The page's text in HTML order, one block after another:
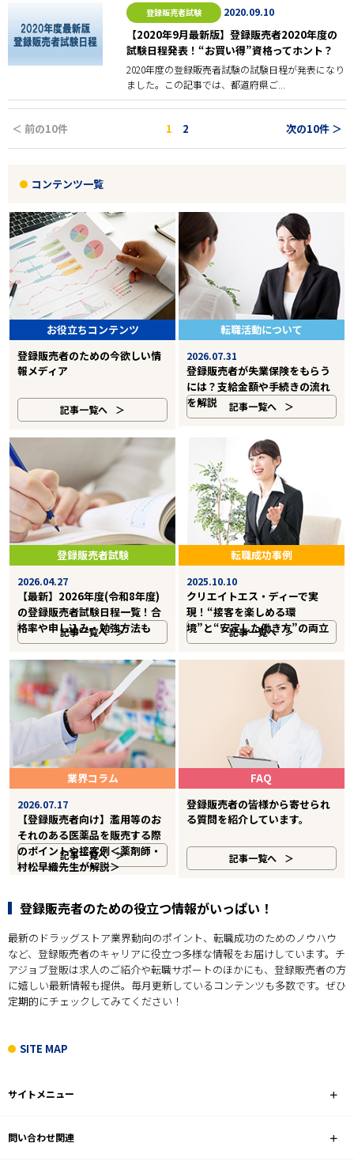
登録販売者試験 2020.09.10
【2020年9月最新版】登録販売者2020年度の
試験日程発表！“お買い得”資格ってホント？
2020年度の登録販売者試験の試験日程が発表になり
ました。この記事では、都道府県ご...
＜ 前の10件 1 2 次の10件 ＞
コンテンツ一覧
お役立ちコンテンツ
登録販売者のための今欲しい情
報メディア
記事一覧へ
転職活動について
2026.07.31
登録販売者が失業保険をもらう
には？支給金額や手続きの流れ
を解説
記事一覧へ
登録販売者試験
2026.04.27
【最新】2026年度(令和8年度)
の登録販売者試験日程一覧！合
格率や申し込み・勉強方法も
記事一覧へ
転職成功事例
2025.10.10
クリエイトエス・ディーで実
現！“接客を楽しめる環
境”と“安定した働き方”の両立
記事一覧へ
業界コラム
2026.07.17
【登録販売者向け】濫用等のお
それのある医薬品を販売する際
のポイントや接客例＜薬剤師・
村松早織先生が解説＞
記事一覧へ
FAQ
登録販売者の皆様から寄せられ
る質問を紹介しています。
記事一覧へ
登録販売者のための役立つ情報がいっぱい！
最新のドラッグストア業界動向のポイント、転職成功のためのノウハウ
など、登録販売者のキャリアに役立つ多様な情報をお届けしています。チ
アジョブ登販は求人のご紹介や転職サポートのほかにも、登録販売者の方
に嬉しい最新情報も提供。毎月更新しているコンテンツも多数です。ぜひ
定期的にチェックしてみてください！
SITE MAP
サイトメニュー
問い合わせ関連